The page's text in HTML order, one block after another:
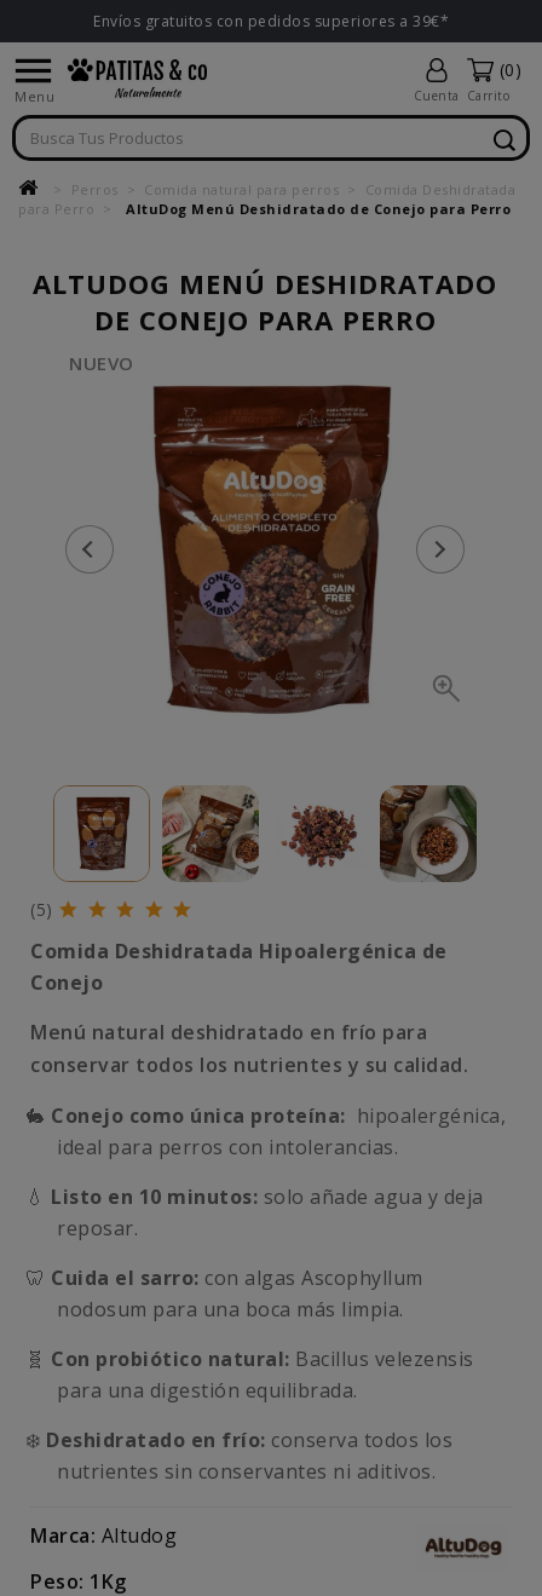
Envíos gratuitos con pedidos superiores a 39€*

Menu Cuenta
(0)
Carrito
Perros Comida natural para perros
Comida Deshidratada
para Perro
AltuDog Menú Deshidratado de Conejo para Perro
ALTUDOG MENÚ DESHIDRATADO
DE CONEJO PARA PERRO
NUEVO
(5)
Comida Deshidratada Hipoalergénica de
Conejo
Menú natural deshidratado en frío para
conservar todos los nutrientes y su calidad.
🐇 Conejo como única proteína: hipoalergénica,
ideal para perros con intolerancias.
💧 Listo en 10 minutos: solo añade agua y deja
reposar.
🦷 Cuida el sarro: con algas Ascophyllum
nodosum para una boca más limpia.
🧬 Con probiótico natural: Bacillus velezensis
para una digestión equilibrada.
❄️ Deshidratado en frío: conserva todos los
nutrientes sin conservantes ni aditivos.
Marca: Altudog
Peso: 1Kg